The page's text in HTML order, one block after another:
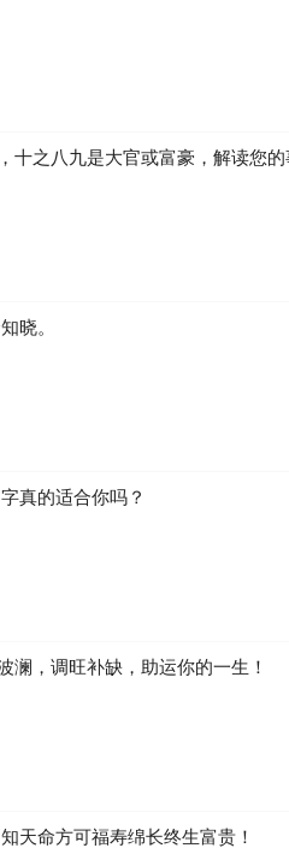
十之八九是大官或富豪，解读您
晓。
真的适合你吗？
澜，调旺补缺，助运你的一生！
天命方可福寿绵长终生富贵！